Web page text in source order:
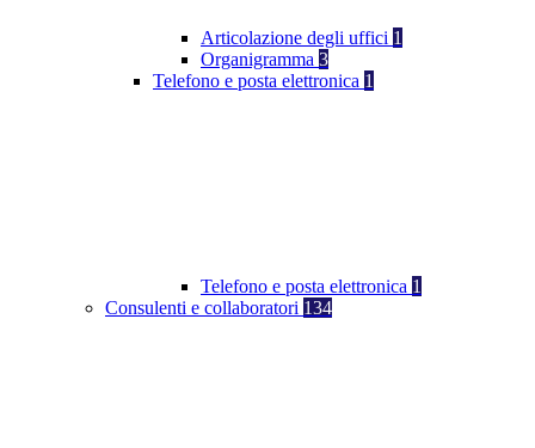
Articolazione degli uffici 1
Organigramma 3
Telefono e posta elettronica 1
Telefono e posta elettronica 1
Consulenti e collaboratori 134